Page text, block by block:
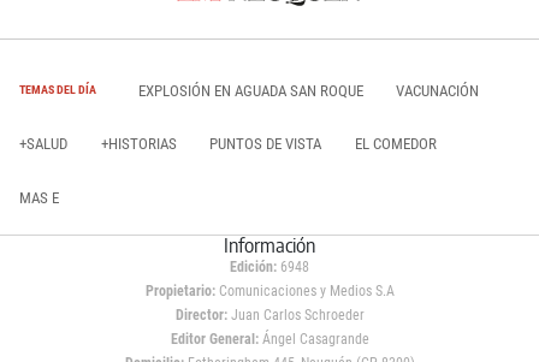
TEMAS DEL DÍA EXPLOSIÓN EN AGUADA SAN ROQUE VACUNACIÓN
+SALUD +HISTORIAS PUNTOS DE VISTA EL COMEDOR
MAS E
Información
Edición: 6948
Propietario:Comunicaciones y Medios S.A
Director: Juan Carlos Schroeder
Editor General:Ángel Casagrande